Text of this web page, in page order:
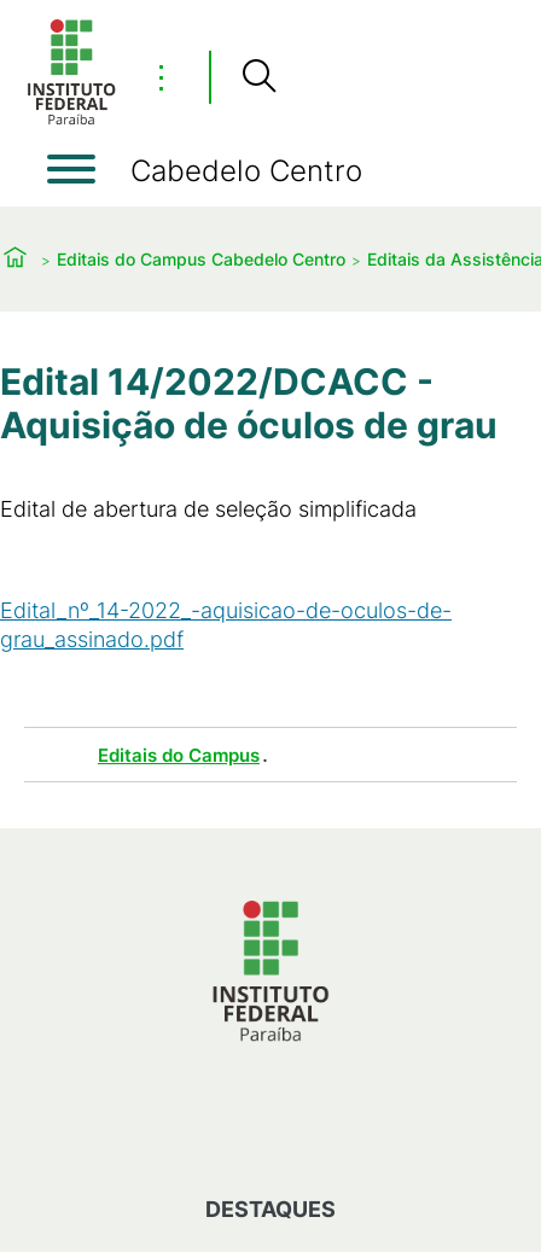
⋮
Cabedelo Centro
Editais do Campus Cabedelo Centro Editais da
Edital 14/2022/DCACC -
Aquisição de óculos de grau
Edital de abertura de seleção simplificada
Edital_nº_14-2022_-aquisicao-de-oculos-de-
grau_assinado.pdf
Editais do Campus.
DESTAQUES